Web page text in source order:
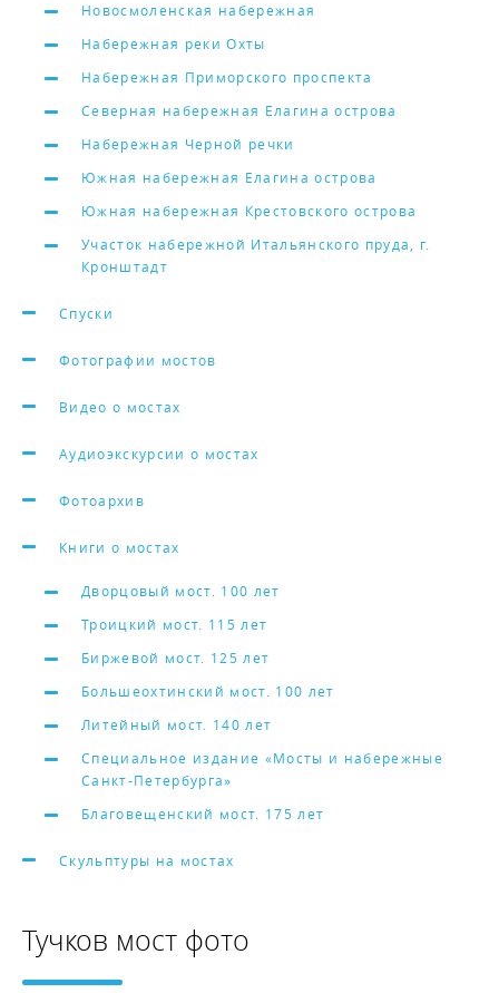
Новосмоленская набережная
Набережная реки Охты
Набережная Приморского проспекта
Северная набережная Елагина острова
Набережная Черной речки
Южная набережная Елагина острова
Южная набережная Крестовского острова
Участок набережной Итальянского пруда, г.
Кронштадт
Спуски
Фотографии мостов
Видео о мостах
Аудиоэкскурсии о мостах
Фотоархив
Книги о мостах
Дворцовый мост. 100 лет
Троицкий мост. 115 лет
Биржевой мост. 125 лет
Большеохтинский мост. 100 лет
Литейный мост. 140 лет
Специальное издание «Мосты и набережные
Санкт-Петербурга»
Благовещенский мост. 175 лет
Скульптуры на мостах
Тучков мост фото